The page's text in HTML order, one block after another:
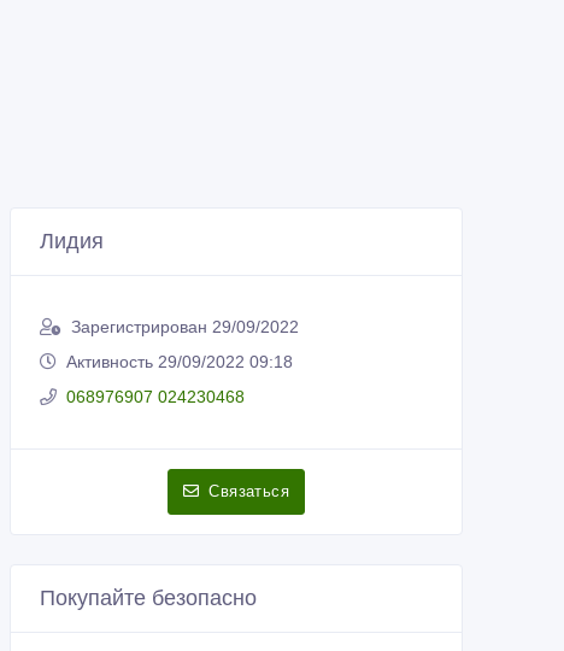
Лидия
Зарегистрирован 29/09/2022
Активность 29/09/2022 09:18
068976907 024230468
Связаться
Покупайте безопасно